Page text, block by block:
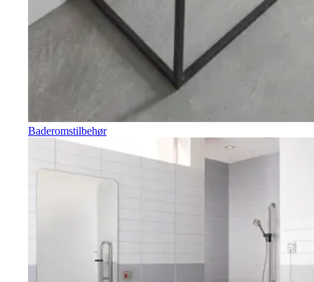
Baderomstilbehør